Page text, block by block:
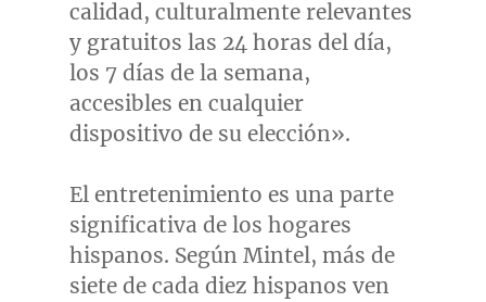
calidad, culturalmente relevantes
y gratuitos las 24 horas del día,
los 7 días de la semana,
accesibles en cualquier
dispositivo de su elección».
El entretenimiento es una parte
significativa de los hogares
hispanos. Según Mintel, más de
siete de cada diez hispanos ven